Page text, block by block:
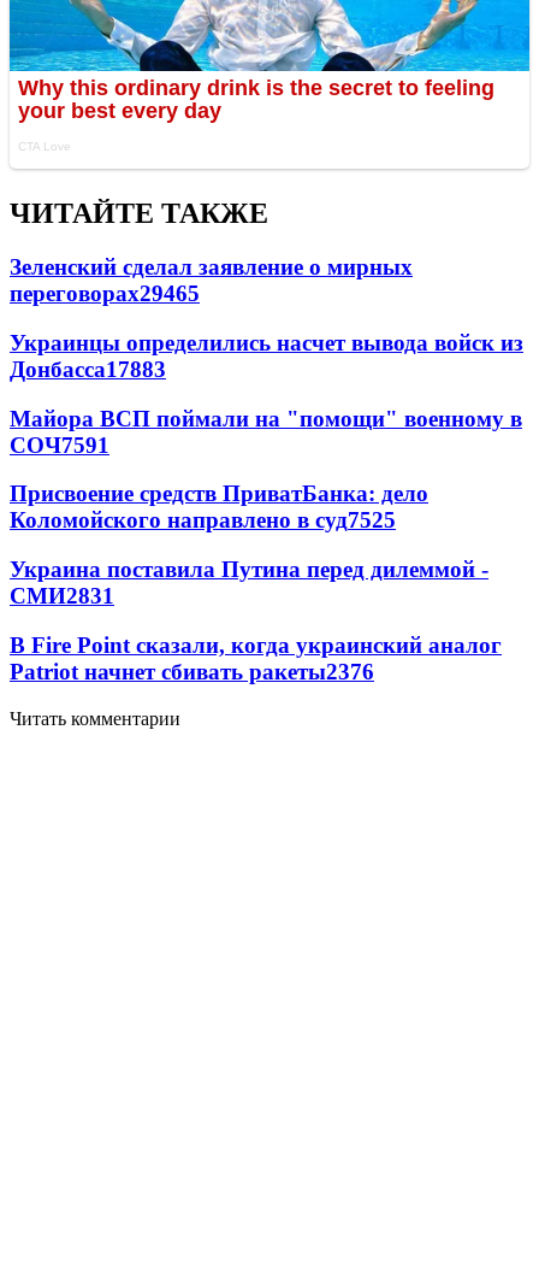
ЧИТАЙТЕ ТАКЖЕ
Зеленский сделал заявление о мирных
переговорах29465
Украинцы определились насчет вывода войск из
Донбасса17883
Майора ВСП поймали на "помощи" военному в
СОЧ7591
Присвоение средств ПриватБанка: дело
Коломойского направлено в суд7525
Украина поставила Путина перед дилеммой -
СМИ2831
В Fire Point сказали, когда украинский аналог
Patriot начнет сбивать ракеты2376
Читать комментарии